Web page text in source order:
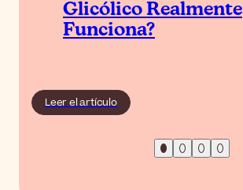
Glicólico Realmente
Funciona?
Leer el artículo